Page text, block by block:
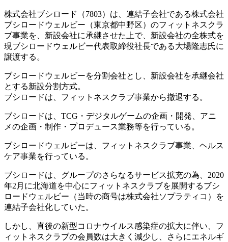
株式会社ブシロード（7803）は、連結子会社である株式会社
ブシロードウェルビー（東京都中野区）のフィットネスクラ
ブ事業を、新設会社に承継させた上で、新設会社の全株式を
現ブシロードウェルビー代表取締役社長である大場隆志氏に
譲渡する。
ブシロードウェルビーを分割会社とし、新設会社を承継会社
とする新設分割方式。
ブシロードは、フィットネスクラブ事業から撤退する。
ブシロードは、TCG・デジタルゲームの企画・開発、アニ
メの企画・制作・プロデュース業務等を行っている。
ブシロードウェルビーは、フィットネスクラブ事業、ヘルス
ケア事業を行っている。
ブシロードは、グループのさらなるサービス拡充の為、2020
年2月に北海道を中心にフィットネスクラブを展開するブシ
ロードウェルビー（当時の商号は株式会社ソプラティコ）を
連結子会社化していた。
しかし、直後の新型コロナウイルス感染症の拡大に伴い、フ
ィットネスクラブの会員数は大きく減少し、さらにエネルギ